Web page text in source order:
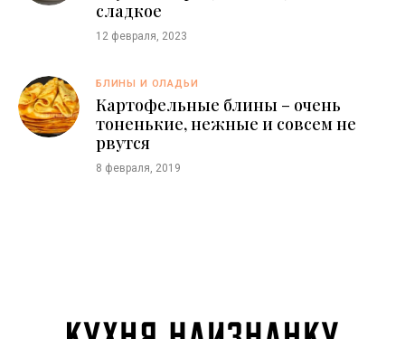
сладкое
12 февраля, 2023
БЛИНЫ И ОЛАДЬИ
Картофельные блины – очень
тоненькие, нежные и совсем не
рвутся
8 февраля, 2019